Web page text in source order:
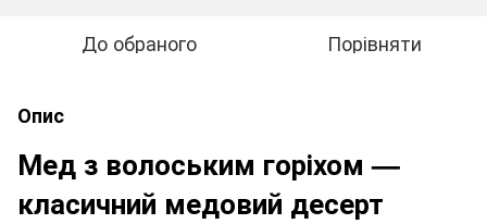
До обраного Порівняти
Опис
Мед з волоським горіхом —
класичний медовий десерт